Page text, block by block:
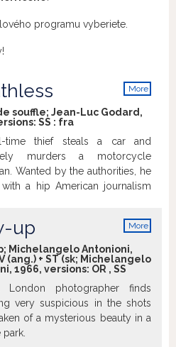
programu vyberiete.
More
souffle; Jean-Luc Godard,
SS : fra
time thief steals a car and
murders a motorcycle
Wanted by the authorities, he
with a hip American journalism
More
up
Michelangelo Antonioni,
(ang.) + ST (sk; Michelangelo
1966, versions: OR , SS
photographer finds
very suspicious in the shots
of a mysterious beauty in a